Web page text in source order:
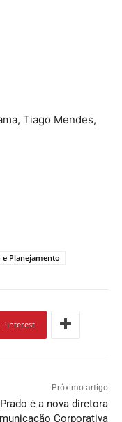
Tiago Mendes,
e Planejamento
Pinterest
Próximo artigo
é a nova diretora
Corporativa